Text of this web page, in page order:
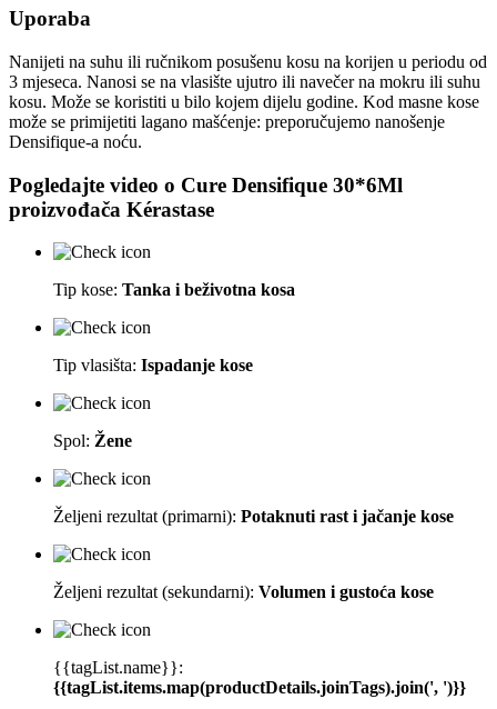
Uporaba
Nanijeti na suhu ili ručnikom posušenu kosu na korijen u periodu od
3 mjeseca. Nanosi se na vlasište ujutro ili navečer na mokru ili suhu
kosu. Može se koristiti u bilo kojem dijelu godine. Kod masne kose
može se primijetiti lagano mašćenje: preporučujemo nanošenje
Densifique-a noću.
Pogledajte video o Cure Densifique 30*6Ml
proizvođača Kérastase
Tip kose: Tanka i beživotna kosa
Tip vlasišta: Ispadanje kose
Spol: Žene
Željeni rezultat (primarni): Potaknuti rast i jačanje kose
Željeni rezultat (sekundarni): Volumen i gustoća kose
{{tagList.name}}:
{{tagList.items.map(productDetails.joinTags).join(', ')}}